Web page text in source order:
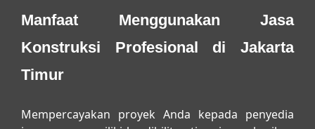
Manfaat Menggunakan Jasa
Konstruksi Profesional di Jakarta
Timur
Mempercayakan proyek Anda kepada penyedia